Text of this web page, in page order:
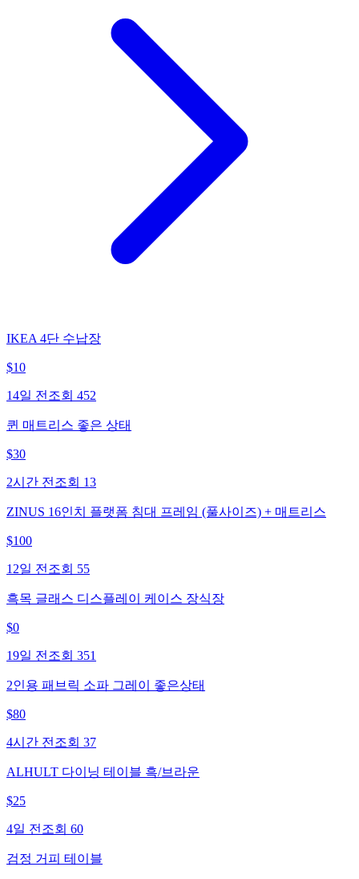
IKEA 4단 수납장
$10
14일 전 조회 452
퀸 매트리스 좋은 상태
$30
2시간 전 조회 13
ZINUS 16인치 플랫폼 침대 프레임 (풀사이즈) + 매트리스
$100
12일 전 조회 55
흑목 글래스 디스플레이 케이스 장식장
$0
19일 전 조회 351
2인용 패브릭 소파 그레이 좋은상태
$80
4시간 전 조회 37
ALHULT 다이닝 테이블 흑/브라운
$25
4일 전 조회 60
검정 거피 테이블